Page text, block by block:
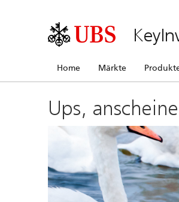
Home Märkte
Ups,